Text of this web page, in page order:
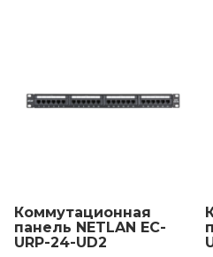
Коммутационная
панель NETLAN EC-
URP-24-UD2